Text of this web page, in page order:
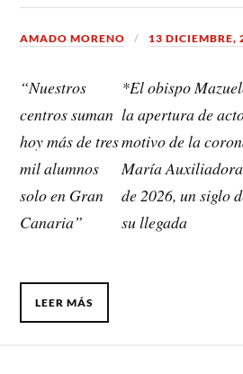
AMADO MORENO 13 DICIEMBRE,
“Nuestros
centros suman
hoy más de tres
mil alumnos
solo en Gran
Canaria”
*El obispo
la apertura de
motivo de la
María
de 2026, un siglo
su llegada
LEER MÁS